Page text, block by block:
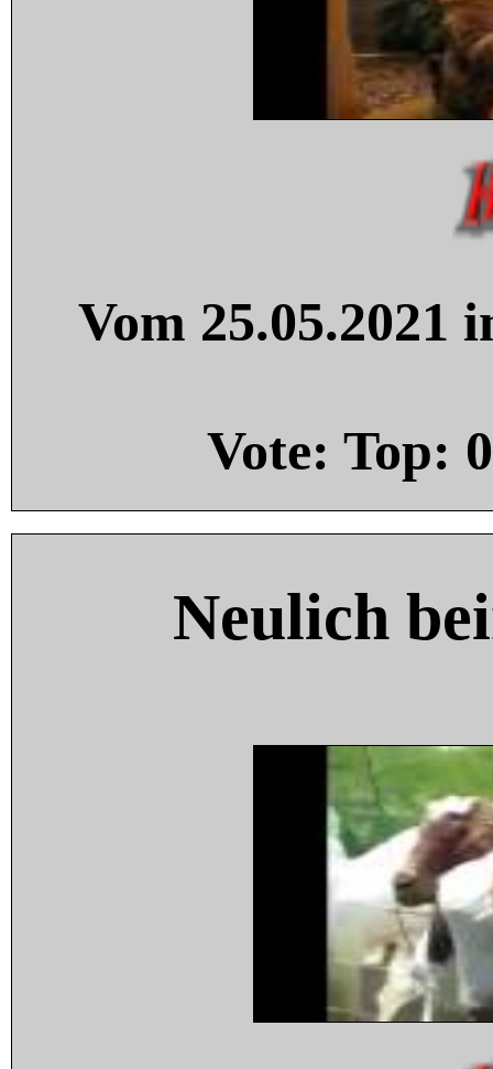
Vom 25.05.2021
Vote: Top: 0
Neulich